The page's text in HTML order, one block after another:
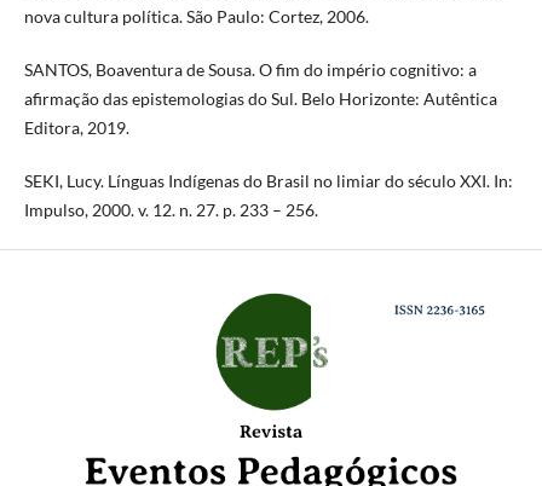
nova cultura política. São Paulo: Cortez, 2006.
SANTOS, Boaventura de Sousa. O fim do império cognitivo: a
afirmação das epistemologias do Sul. Belo Horizonte: Autêntica
Editora, 2019.
SEKI, Lucy. Línguas Indígenas do Brasil no limiar do século XXI. In:
Impulso, 2000. v. 12. n. 27. p. 233 – 256.